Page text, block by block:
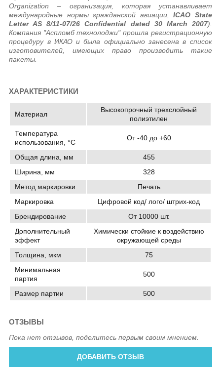
Organization – огранизация, которая устанавливает
международные нормы гражданской авиации,ICAO State
Letter AS 8/11-07/26 Confidential dated 30 March 2007).
Компания "Аспломб технолоджи" прошла регистрационную
процедуру в ИКАО и была официально занесена в список
изготовителей, имеющих право производить такие
пакеты.
ХАРАКТЕРИСТИКИ
Материал
Высокопрочный трехслойный
полиэтилен
Температура
использования, °C
От -40 до +60
Общая длина, мм
455
Ширина, мм
328
Метод маркировки
Печать
Маркировка
Цифровой код/ лого/ штрих-код
Брендирование
От 10000 шт.
Дополнительный
эффект
Химически стойкие к воздействию
окружающей среды
Толщина, мкм
75
Минимальная
партия
500
Размер партии 500
ОТЗЫВЫ
Пока нет отзывов, поделитесь первым своим мнением.
ДОБАВИТЬ ОТЗЫВ